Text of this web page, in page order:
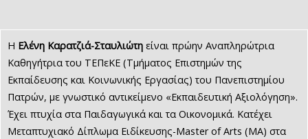
Η Ελένη Καρατζιά-Σταυλιώτη είναι πρώην Αναπληρώτρια
Καθηγήτρια του ΤΕΠεΚΕ (Τμήματος Επιστημών της
Εκπαίδευσης και Κοινωνικής Εργασίας) του Πανεπιστημίου
Πατρών, με γνωστικό αντικείμενο «Εκπαιδευτική Αξιολόγηση».
Έχει πτυχία στα Παιδαγωγικά και τα Οικονομικά. Κατέχει
Μεταπτυχιακό Δίπλωμα Ειδίκευσης-Master of Arts (ΜΑ) στα